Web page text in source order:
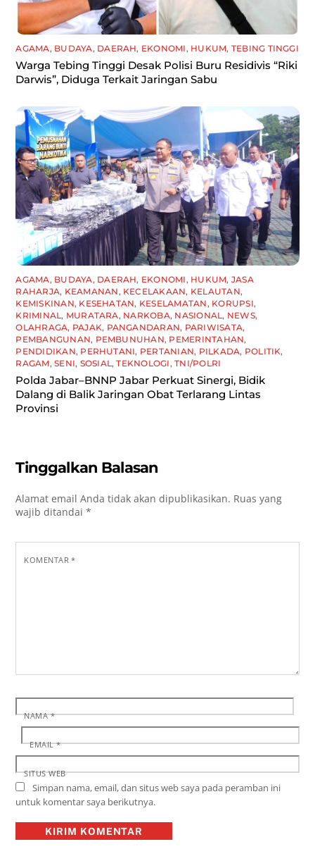
AGAMA, BUDAYA, DAERAH, EKONOMI, HUKUM, TEBING TINGGI
Warga Tebing Tinggi Desak Polisi Buru Residivis “Riki
Darwis”, Diduga Terkait Jaringan Sabu
AGAMA, BUDAYA, DAERAH, EKONOMI, HUKUM, JASA
RAHARJA, KEAMANAN, KECELAKAAN, KELAUTAN,
KEMISKINAN, KESEHATAN, KESELAMATAN, KORUPSI,
KRIMINAL, MURATARA, NARKOBA, NASIONAL, NEWS,
OLAHRAGA, PAJAK, PANGANDARAN, PARIWISATA,
PEMBANGUNAN, PEMBUNUHAN, PEMERINTAHAN,
PENDIDIKAN, PERHUTANI, PERTANIAN, PILKADA, POLITIK,
RAGAM,SENI, SOSIAL,TEKNOLOGI,TNI/POLRI
Polda Jabar–BNNP Jabar Perkuat Sinergi, Bidik
Dalang di Balik Jaringan Obat Terlarang Lintas
Provinsi
Tinggalkan Balasan
Alamat email Anda tidak akan dipublikasikan. Ruas yang
wajib ditandai*
KOMENTAR*
NAMA*
EMAIL*
SITUS WEB
Simpan nama, email, dan situs web saya pada peramban ini
untuk komentar saya berikutnya.